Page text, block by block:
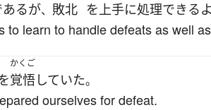
るが、 敗北 を上手に処理できる
to learn to handle defeats as well
かくご
覚悟していた。
ourselves for defeat.